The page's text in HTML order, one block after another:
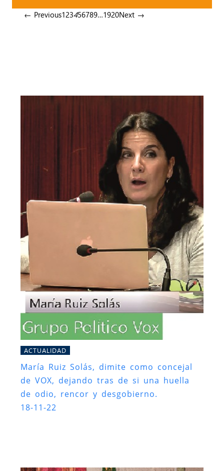
← Previous123456789…1920Next →
ACTUALIDAD
María Ruiz Solás, dimite como concejal
de VOX, dejando tras de si una huella
de odio, rencor y desgobierno.
18-11-22